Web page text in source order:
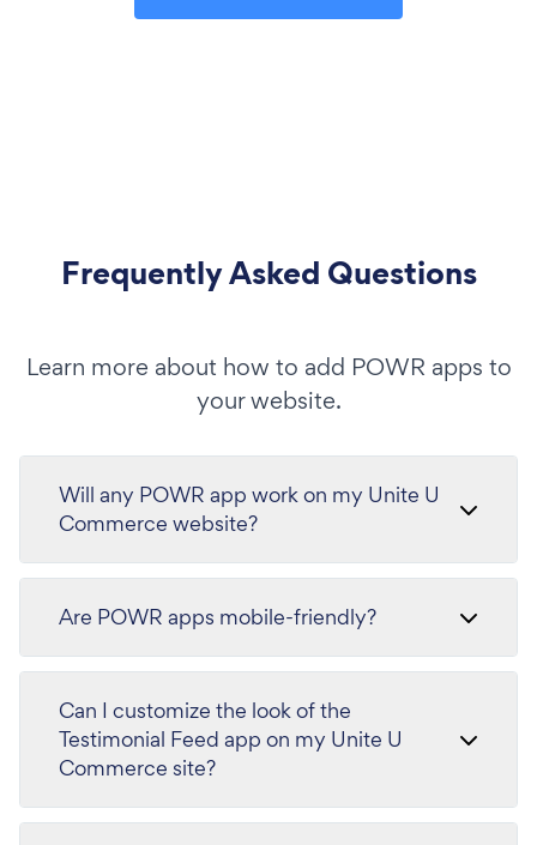
Frequently Asked Questions
Learn more about how to add POWR apps to
your website.
Will any POWR app work on my Unite U
Commerce website?
Are POWR apps mobile-friendly?
Can I customize the look of the
Testimonial Feed app on my Unite U
Commerce site?